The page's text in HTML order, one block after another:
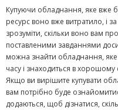
Купуючи обладнання, яке вже
ресурс воно вже витратило, і
зрозуміти, скільки воно вам
поставленими завданнями
можна знайти обладнання,
часу і знаходиться в
Якщо ви вирішите купувати
вам потрібно буде
додаються, щоб дізнатися,